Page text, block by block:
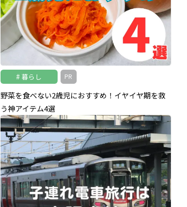
暮らし PR
野菜を食べない2歳児におすすめ！イヤイヤ期を救
う神アイテム4選